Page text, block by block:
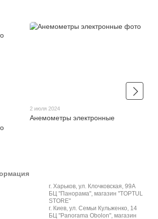
2 июля 2024
Анемометры электронные
г. Харьков, ул. Клочковская, 99А
БЦ "Панорама", магазин "TOPTUL
STORE"
г. Киев, ул. Семьи Кульженко, 14
БЦ "Panorama Obolon", магазин